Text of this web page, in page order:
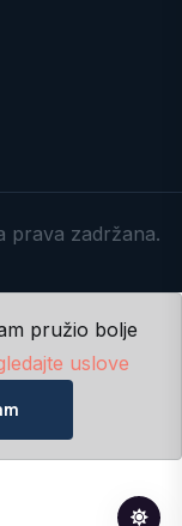
prava zadržana.
pružio bolje
uslove